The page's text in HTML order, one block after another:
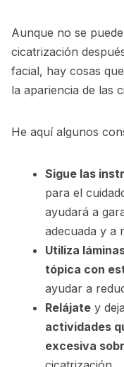
Aunque no se
cicatrización
facial, hay cosas
la apariencia de las
He aquí algunos
Sigue las
para el
ayudará a
adecuada y a
Utiliza
tópica con
ayudar a
Relájate y
actividades
excesiva